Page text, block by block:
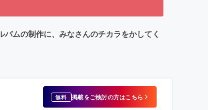
ムの制作に、みなさんのチカラをかしてく
無料 掲載をご検討の方はこちら